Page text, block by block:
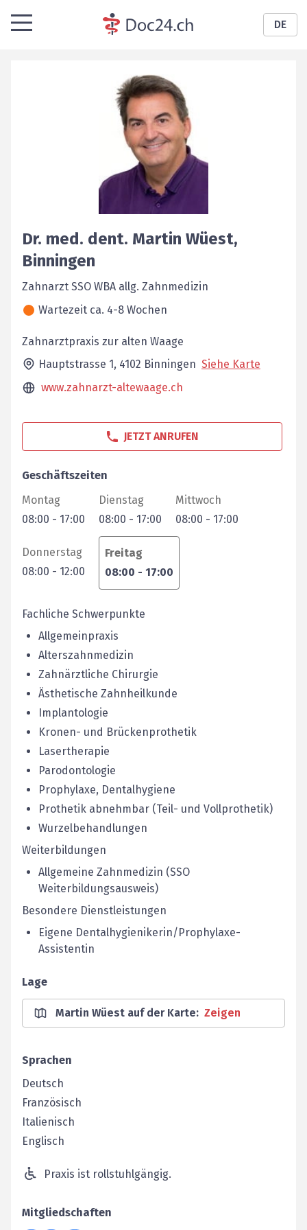
DE
Dr. med. dent. Martin Wüest,
Binningen
Zahnarzt SSO WBA allg. Zahnmedizin
Wartezeit ca. 4-8 Wochen
Zahnarztpraxis zur alten Waage
Hauptstrasse 1, 4102 Binningen Siehe Karte
www.zahnarzt-altewaage.ch
JETZT ANRUFEN
Geschäftszeiten
Montag
08:00 - 17:00
Dienstag
08:00 - 17:00
Mittwoch
08:00 - 17:00
Donnerstag
08:00 - 12:00
Freitag
08:00 - 17:00
Fachliche Schwerpunkte
Allgemeinpraxis
Alterszahnmedizin
Zahnärztliche Chirurgie
Ästhetische Zahnheilkunde
Implantologie
Kronen- und Brückenprothetik
Lasertherapie
Parodontologie
Prophylaxe, Dentalhygiene
Prothetik abnehmbar (Teil- und Vollprothetik)
Wurzelbehandlungen
Weiterbildungen
Allgemeine Zahnmedizin (SSO
Weiterbildungsausweis)
Besondere Dienstleistungen
Eigene Dentalhygienikerin/Prophylaxe-
Assistentin
Lage
Martin Wüest auf der Karte: Zeigen
Sprachen
Deutsch
Französisch
Italienisch
Englisch
Praxis ist rollstuhlgängig.
Mitgliedschaften